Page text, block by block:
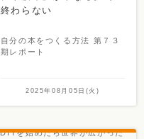
終わらない
自分の本をつくる方法 第７３
期レポート
2025年08月05日(火)